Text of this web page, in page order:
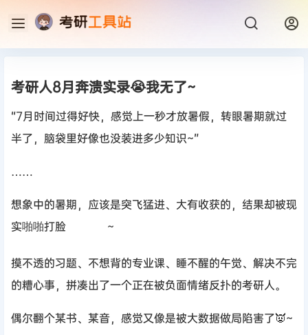
考研人8月奔溃实录😭我无了~
“7月时间过得好快，感觉上一秒才放暑假，转眼暑期就过
半了，脑袋里好像也没装进多少知识~”
……
想象中的暑期，应该是突飞猛进、大有收获的，结果却被现
实啪啪打脸
~
摸不透的习题、不想背的专业课、睡不醒的午觉、解决不完
的糟心事，拼凑出了一个正在被负面情绪反扑的考研人。
偶尔翻个某书、某音，感觉又像是被大数据做局陷害了👿~